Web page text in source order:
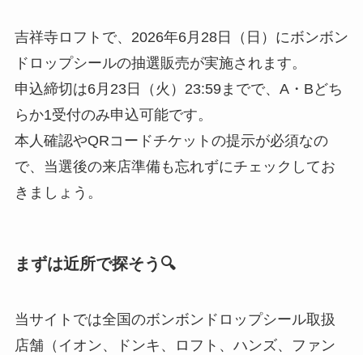
吉祥寺ロフトで、2026年6月28日（日）にボンボン
ドロップシールの抽選販売が実施されます。
申込締切は6月23日（火）23:59までで、A・Bどち
らか1受付のみ申込可能です。
本人確認やQRコードチケットの提示が必須なの
で、当選後の来店準備も忘れずにチェックしてお
きましょう。
まずは近所で探そう🔍
当サイトでは全国のボンボンドロップシール取扱
店舗（イオン、ドンキ、ロフト、ハンズ、ファン